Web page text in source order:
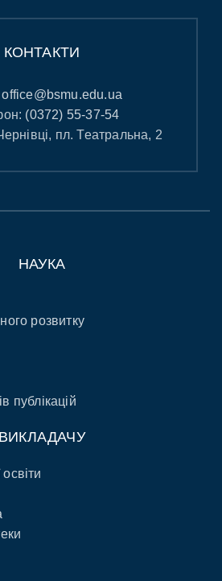
КОНТАКТИ
office@bsmu.edu.ua
(0372) 55-37-54
пл. Театральна, 2
НАУКА
розвитку
публікацій
ВИКЛАДАЧУ